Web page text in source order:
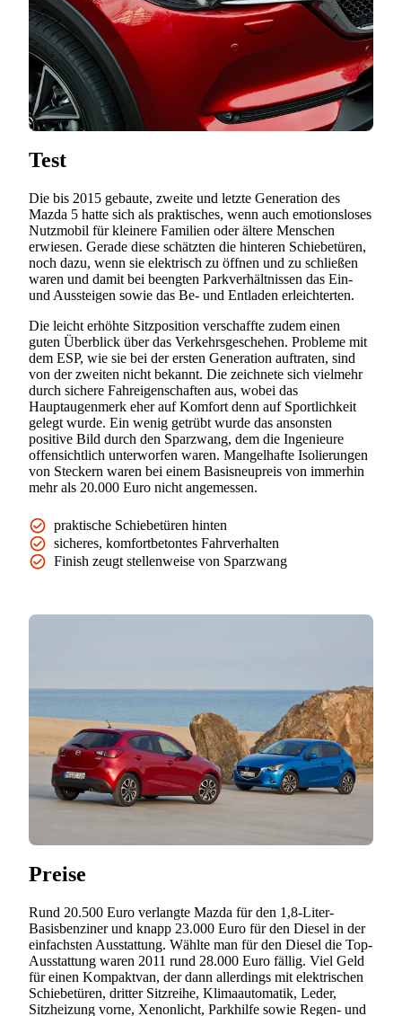
Test
Die bis 2015 gebaute, zweite und letzte Generation des
Mazda 5 hatte sich als praktisches, wenn auch emotionsloses
Nutzmobil für kleinere Familien oder ältere Menschen
erwiesen. Gerade diese schätzten die hinteren Schiebetüren,
noch dazu, wenn sie elektrisch zu öffnen und zu schließen
waren und damit bei beengten Parkverhältnissen das Ein-
und Aussteigen sowie das Be- und Entladen erleichterten.
Die leicht erhöhte Sitzposition verschaffte zudem einen
guten Überblick über das Verkehrsgeschehen. Probleme mit
dem ESP, wie sie bei der ersten Generation auftraten, sind
von der zweiten nicht bekannt. Die zeichnete sich vielmehr
durch sichere Fahreigenschaften aus, wobei das
Hauptaugenmerk eher auf Komfort denn auf Sportlichkeit
gelegt wurde. Ein wenig getrübt wurde das ansonsten
positive Bild durch den Sparzwang, dem die Ingenieure
offensichtlich unterworfen waren. Mangelhafte Isolierungen
von Steckern waren bei einem Basisneupreis von immerhin
mehr als 20.000 Euro nicht angemessen.
praktische Schiebetüren hinten
sicheres, komfortbetontes Fahrverhalten
Finish zeugt stellenweise von Sparzwang
Preise
Rund 20.500 Euro verlangte Mazda für den 1,8-Liter-
Basisbenziner und knapp 23.000 Euro für den Diesel in der
einfachsten Ausstattung. Wählte man für den Diesel die Top-
Ausstattung waren 2011 rund 28.000 Euro fällig. Viel Geld
für einen Kompaktvan, der dann allerdings mit elektrischen
Schiebetüren, dritter Sitzreihe, Klimaautomatik, Leder,
Sitzheizung vorne, Xenonlicht, Parkhilfe sowie Regen- und